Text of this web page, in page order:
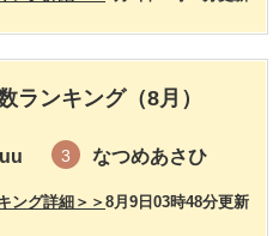
ランキング（8月）
3 なつめあさひ
8月9日03時48分更新
ング詳細＞＞